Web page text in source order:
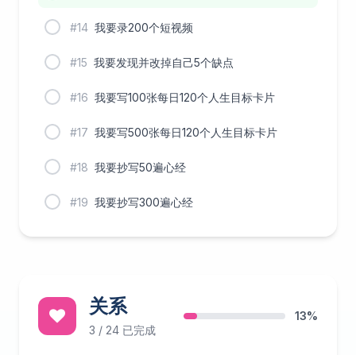
#14 我要录200个短视频
#15 我要发现并改掉自己5个缺点
#16 我要写100张每日120个人生目标卡片
#17 我要写500张每日120个人生目标卡片
#18 我要抄写50遍心经
#19 我要抄写300遍心经
关系
3 / 24 已完成
13%